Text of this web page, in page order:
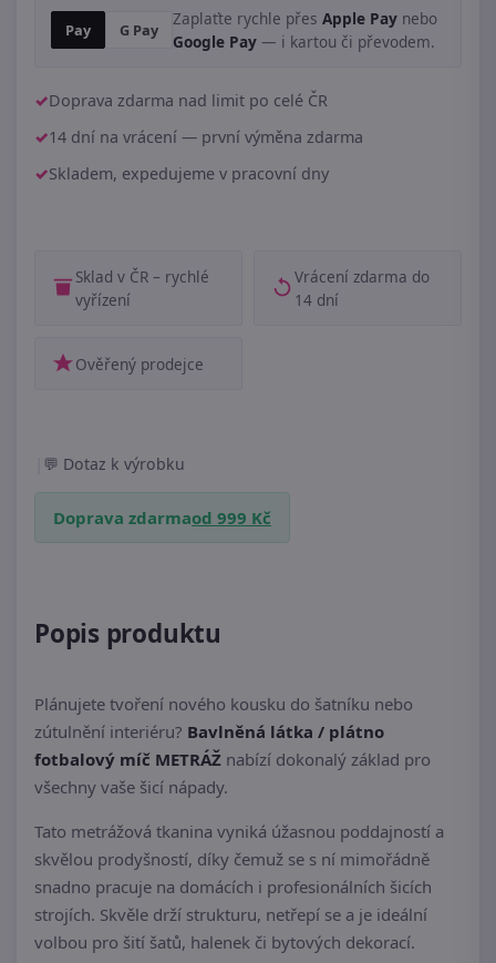
Pay G Pay
Zaplaťte rychle přes Apple Pay nebo
Google Pay — i kartou či převodem.
Doprava zdarma nad limit po celé ČR
14 dní na vrácení — první výměna zdarma
Skladem, expedujeme v pracovní dny
Sklad v ČR – rychlé
vyřízení
Vrácení zdarma do
14 dní
Ověřený prodejce
Dotaz k výrobku
Doprava zdarmaod 999 Kč
Popis produktu
Plánujete tvoření nového kousku do šatníku nebo
zútulnění interiéru? Bavlněná látka / plátno
fotbalový míč METRÁŽ nabízí dokonalý základ pro
všechny vaše šicí nápady.
Tato metrážová tkanina vyniká úžasnou poddajností a
skvělou prodyšností, díky čemuž se s ní mimořádně
snadno pracuje na domácích i profesionálních šicích
strojích. Skvěle drží strukturu, netřepí se a je ideální
volbou pro šití šatů, halenek či bytových dekorací.